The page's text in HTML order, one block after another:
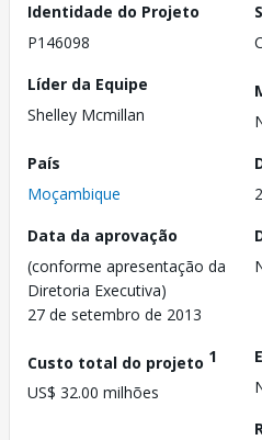
Identidade do Projeto
P146098
Líder da Equipe
Shelley Mcmillan
País
Moçambique
Data da aprovação
(conforme apresentação da
Diretoria Executiva)
27 de setembro de 2013
Custo total do projeto 1
US$ 32.00 milhões